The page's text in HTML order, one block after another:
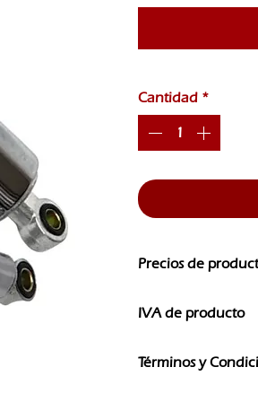
Cantidad *
Precios de
CAMBIOS SIN
IVA de producto
IVA
Términos y